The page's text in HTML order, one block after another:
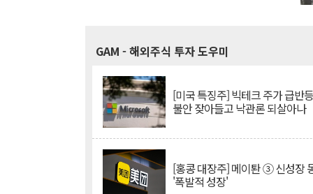
GAM - 해외주식 투자 도우미
[미국 특징주] 빅테크 주가 급반
불안 잦아들고 낙관론 되살아나
[홍콩 대장주] 메이퇀 ③ 신성장
'폭발적 성장'